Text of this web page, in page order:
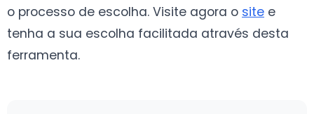
o processo de escolha. Visite agora o site e
tenha a sua escolha facilitada através desta
ferramenta.